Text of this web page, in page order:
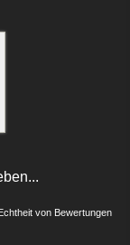
von Bewertungen